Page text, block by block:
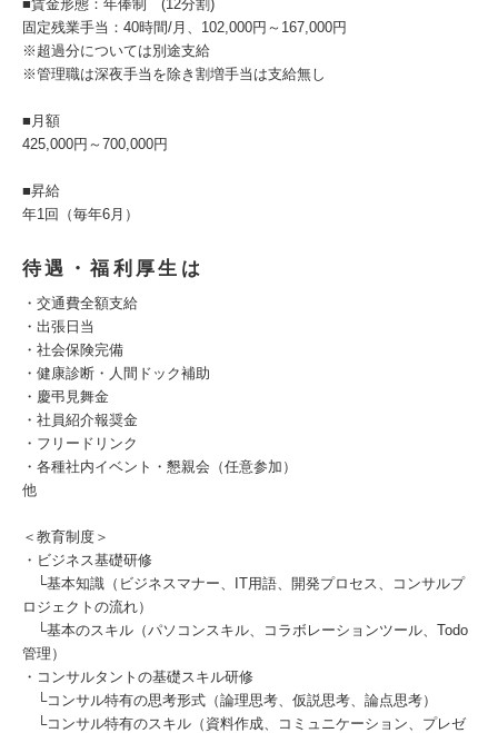
■賃金形態：年俸制 (12分割)
固定残業手当：40時間/月、102,000円～167,000円
※超過分については別途支給
※管理職は深夜手当を除き割増手当は支給無し
■月額
425,000円～700,000円
■昇給
年1回（毎年6月）
待遇・福利厚生は
・交通費全額支給
・出張日当
・社会保険完備
・健康診断・人間ドック補助
・慶弔見舞金
・社員紹介報奨金
・フリードリンク
・各種社内イベント・懇親会（任意参加）
他
＜教育制度＞
・ビジネス基礎研修
└基本知識（ビジネスマナー、IT用語、開発プロセス、コンサルプ
ロジェクトの流れ）
└基本のスキル（パソコンスキル、コラボレーションツール、Todo
管理）
・コンサルタントの基礎スキル研修
└コンサル特有の思考形式（論理思考、仮説思考、論点思考）
└コンサル特有のスキル（資料作成、コミュニケーション、プレゼ